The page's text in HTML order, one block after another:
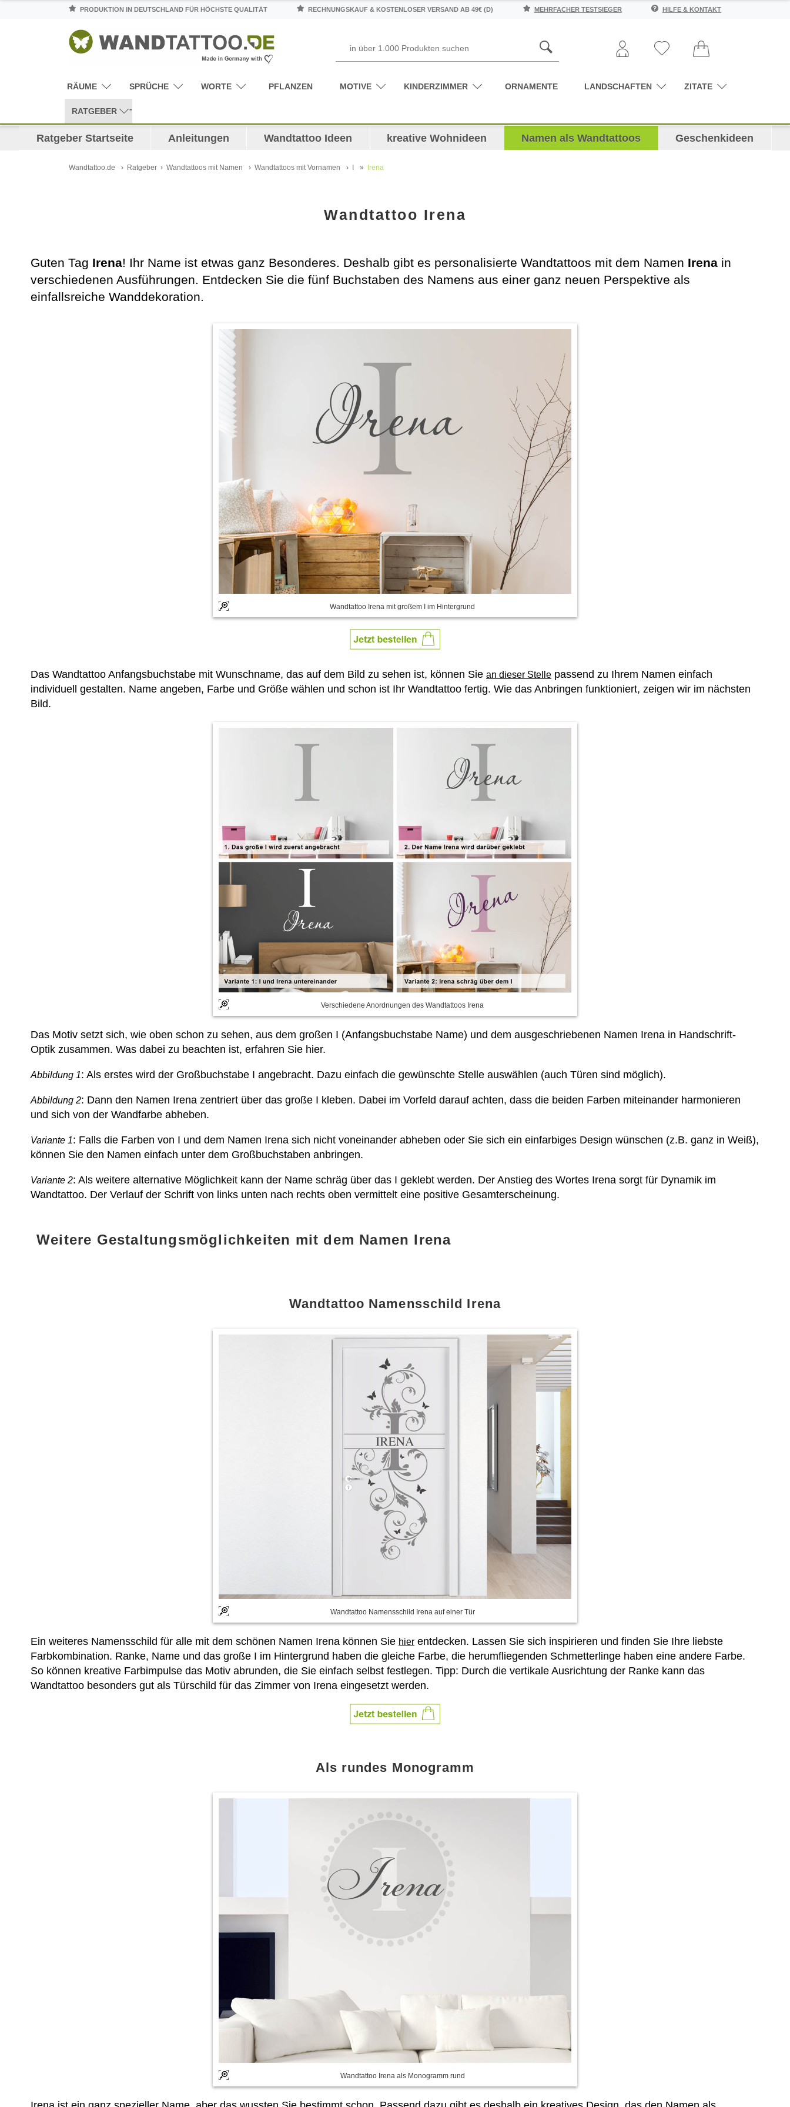
PRODUKTION IN DEUTSCHLAND FÜR HÖCHSTE QUALITÄT RECHNUNGSKAUF & KOSTENLOSER VERSAND AB 49€ (D) MEHRFACHER TESTSIEGER HILFE & KONTAKT
RÄUME SPRÜCHE WORTE PFLANZEN MOTIVE KINDERZIMMER ORNAMENTE LANDSCHAFTEN ZITATE
RATGEBER
Ratgeber Startseite Anleitungen Wandtattoo Ideen kreative Wohnideen Namen als Wandtattoos Geschenkideen
Wandtattoo.de Ratgeber Wandtattoos mit Namen Wandtattoos mit Vornamen I Irena
Wandtattoo Irena
Guten Tag Irena! Ihr Name ist etwas ganz Besonderes. Deshalb gibt es personalisierte Wandtattoos mit dem Namen Irena in
verschiedenen Ausführungen. Entdecken Sie die fünf Buchstaben des Namens aus einer ganz neuen Perspektive als
einfallsreiche Wanddekoration.
Wandtattoo Irena mit großem I im Hintergrund
Das Wandtattoo Anfangsbuchstabe mit Wunschname, das auf dem Bild zu sehen ist, können Sie an dieser Stelle passend zu Ihrem Namen einfach
individuell gestalten. Name angeben, Farbe und Größe wählen und schon ist Ihr Wandtattoo fertig. Wie das Anbringen funktioniert, zeigen wir im nächsten
Bild.
Verschiedene Anordnungen des Wandtattoos Irena
Das Motiv setzt sich, wie oben schon zu sehen, aus dem großen I (Anfangsbuchstabe Name) und dem ausgeschriebenen Namen Irena in Handschrift-
Optik zusammen. Was dabei zu beachten ist, erfahren Sie hier.
Abbildung 1: Als erstes wird der Großbuchstabe I angebracht. Dazu einfach die gewünschte Stelle auswählen (auch Türen sind möglich).
Abbildung 2: Dann den Namen Irena zentriert über das große I kleben. Dabei im Vorfeld darauf achten, dass die beiden Farben miteinander harmonieren
und sich von der Wandfarbe abheben.
Variante 1: Falls die Farben von I und dem Namen Irena sich nicht voneinander abheben oder Sie sich ein einfarbiges Design wünschen (z.B. ganz in Weiß),
können Sie den Namen einfach unter dem Großbuchstaben anbringen.
Variante 2: Als weitere alternative Möglichkeit kann der Name schräg über das I geklebt werden. Der Anstieg des Wortes Irena sorgt für Dynamik im
Wandtattoo. Der Verlauf der Schrift von links unten nach rechts oben vermittelt eine positive Gesamterscheinung.
Weitere Gestaltungsmöglichkeiten mit dem Namen Irena
Wandtattoo Namensschild Irena
Wandtattoo Namensschild Irena auf einer Tür
Ein weiteres Namensschild für alle mit dem schönen Namen Irena können Sie hier entdecken. Lassen Sie sich inspirieren und finden Sie Ihre liebste
Farbkombination. Ranke, Name und das große I im Hintergrund haben die gleiche Farbe, die herumfliegenden Schmetterlinge haben eine andere Farbe.
So können kreative Farbimpulse das Motiv abrunden, die Sie einfach selbst festlegen. Tipp: Durch die vertikale Ausrichtung der Ranke kann das
Wandtattoo besonders gut als Türschild für das Zimmer von Irena eingesetzt werden.
Als rundes Monogramm
Wandtattoo Irena als Monogramm rund